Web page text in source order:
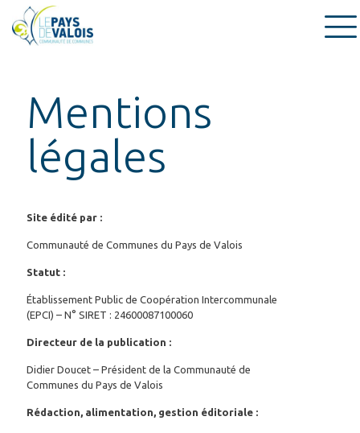
Mentions
légales
Site édité par :
Communauté de Communes du Pays de Valois
Statut :
Établissement Public de Coopération Intercommunale
(EPCI) – N° SIRET : 24600087100060
Directeur de la publication :
Didier Doucet – Président de la Communauté de
Communes du Pays de Valois
Rédaction, alimentation, gestion éditoriale :